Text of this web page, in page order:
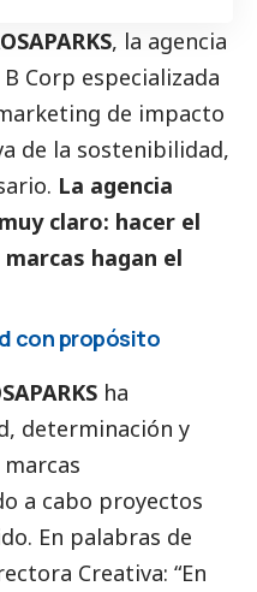
, la agencia
Corp especializada
de impacto
de la sostenibilidad,
La agencia
claro: hacer el
hagan el
con propósito
ha
determinación y
a cabo proyectos
En palabras de
Creativa: “En